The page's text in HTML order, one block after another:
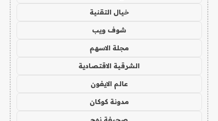
خيال التقنية
شوف ويب
مجلة الاسهم
الشرقية الاقتصادية
عالم الايفون
مدونة كوكان